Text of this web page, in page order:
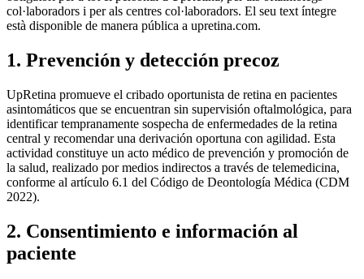
col·laboradors i per als centres col·laboradors. El seu text íntegre
està disponible de manera pública a upretina.com.
1. Prevención y detección precoz
UpRetina promueve el cribado oportunista de retina en pacientes
asintomáticos que se encuentran sin supervisión oftalmológica, para
identificar tempranamente sospecha de enfermedades de la retina
central y recomendar una derivación oportuna con agilidad. Esta
actividad constituye un acto médico de prevención y promoción de
la salud, realizado por medios indirectos a través de telemedicina,
conforme al artículo 6.1 del Código de Deontología Médica (CDM
2022).
2. Consentimiento e información al
paciente